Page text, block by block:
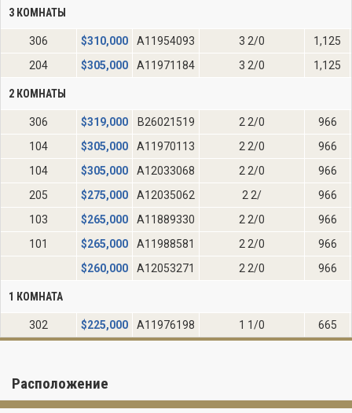
3 КОМНАТЫ
306 $310,000 A11954093 3 2/0
1,125
204
$305,000 A11971184 3 2/0 1,125
2 КОМНАТЫ
306 $319,000 B26021519 2 2/0
966
104
$305,000 A11970113 2 2/0
966
104
$305,000 A12033068 2 2/0
966
205
$275,000 A12035062 2 2/
966
103
$265,000 A11889330 2 2/0
966
101
$265,000 A11988581 2 2/0
966
$260,000 A12053271 2 2/0 966
1 КОМНАТА
302 $225,000 A11976198 1 1/0 665
Расположение